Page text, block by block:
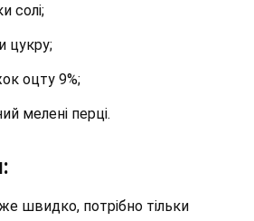
солі;
цукру;
оцту 9%;
мелені перці.
швидко, потрібно тільки